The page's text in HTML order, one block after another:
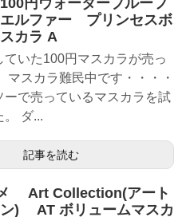
ルファー プリンセスボ
カラ A
ていた100円マスカラが売っ
マスカラ難民中です・・・・
ーで売っているマスカラを試
。 ダ...
記事を読む
Art Collection(アート
ン) AT ボリュームマスカ